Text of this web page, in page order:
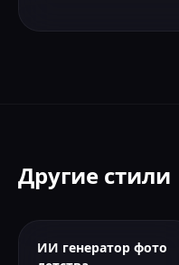
Другие стили
ИИ генератор фото